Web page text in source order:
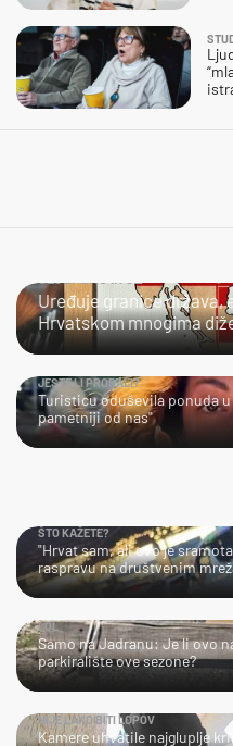
Uređuje granice država,
Hrvatskom mnogima
JESTE LI PROBALI?
Turisticu oduševila ponuda
pametniji od nas"
ŠTO KAŽETE?
"Hrvat sam, ali ovo je
raspravu na društvenim
LOL
Samo na Jadranu: Je li ovo
parkiralište ove sezone?
NIJE LAKO BITI LOPOV
Kamere uhvatile najgluplje